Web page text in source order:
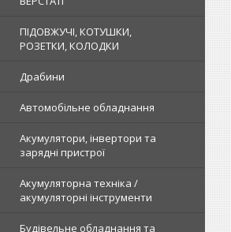
ПІДОВЖУЧІ, КОТУШКИ,
РОЗЕТКИ, КОЛОДКИ
Драбини
Автомобільне обладнання
Акумулятори, інвертори та
зарядні пристрої
Акумуляторна техніка /
акумуляторні інструменти
Будівельне обладнання та